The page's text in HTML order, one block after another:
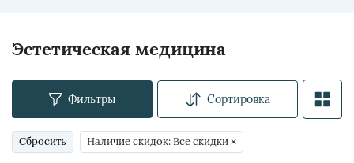
Эстетическая медицина
Фильтры Сортировка
Сбросить Наличие скидок: Все скидки ×